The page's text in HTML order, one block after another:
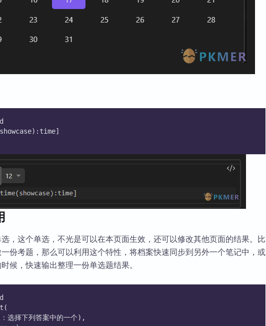
，这个单选，不光是可以在本页面生效，还可以修改其他页面的结果。比
份考题，那么可以利用这个特性，将档案快速同步到另外一个笔记中，或
候，快速输出整理一份单选题结果。
择下列答案中的一个),